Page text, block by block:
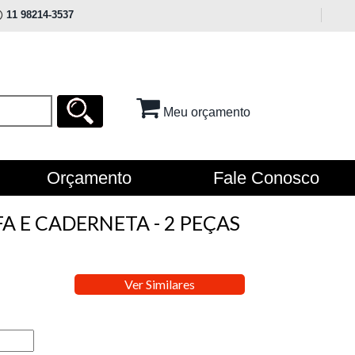
11 98214-3537
Meu orçamento
Orçamento Fale Conosco
E CADERNETA - 2 PEÇAS
Ver Similares